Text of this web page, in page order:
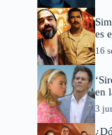
es
16
en
3